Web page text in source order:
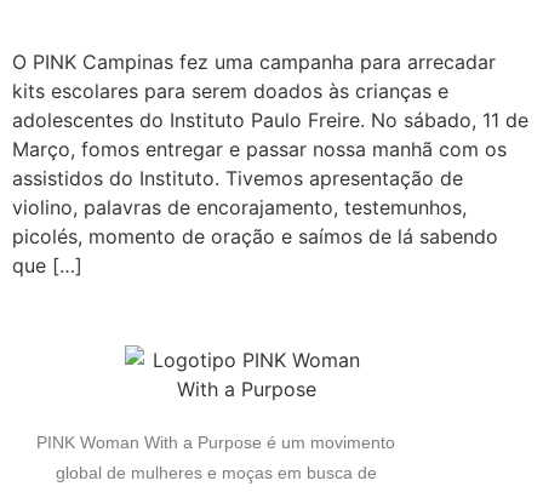
O PINK Campinas fez uma campanha para arrecadar
kits escolares para serem doados às crianças e
adolescentes do Instituto Paulo Freire. No sábado, 11 de
Março, fomos entregar e passar nossa manhã com os
assistidos do Instituto. Tivemos apresentação de
violino, palavras de encorajamento, testemunhos,
picolés, momento de oração e saímos de lá sabendo
que […]
PINK Woman With a Purpose é um movimento
global de mulheres e moças em busca de